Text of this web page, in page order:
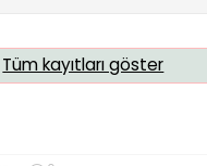
Tüm kayıtları göster